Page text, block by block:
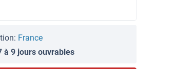
France
à 9 jours ouvrables